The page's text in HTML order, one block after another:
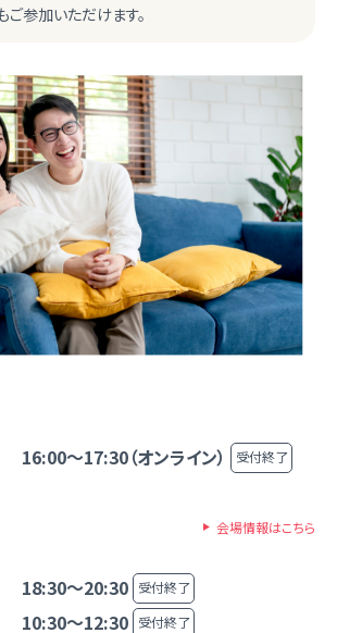
参加いただけます。
16:00～17:30（オンライン） 受付終了
会場情報はこちら
18:30～20:30 受付終了
10:30～12:30 受付終了